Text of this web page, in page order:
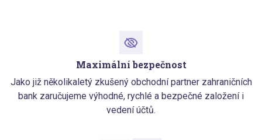
Maximální bezpečnost
Jako již několikaletý zkušený obchodní partner zahraničních
bank zaručujeme výhodné, rychlé a bezpečné založení i
vedení účtů.